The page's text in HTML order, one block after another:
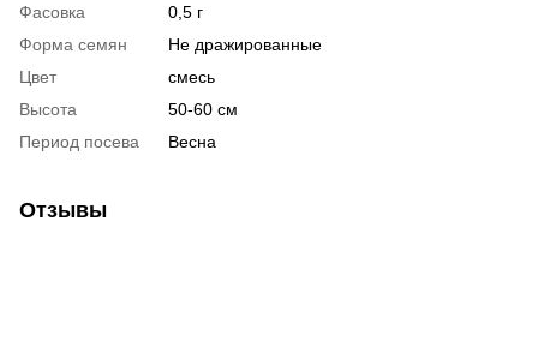
Фасовка
0,5 г
Форма семян
Не дражированные
Цвет
смесь
Высота
50-60 см
Период посева
Весна
Отзывы